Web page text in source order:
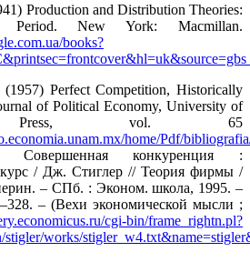
Production and Distribution Theories:
Period. New York: Macmillan.
books?
Perfect Competition, Historically
of Political Economy, University of
Press, vol. 65
home/Pdf/
Совершенная конкуренция :
/ Дж. Стиглер // Теория фирмы /
– СПб. : Эконом. школа, 1995. –
– (Вехи экономической мысли ;
cgi-bin/frame_rightn.pl?
works/